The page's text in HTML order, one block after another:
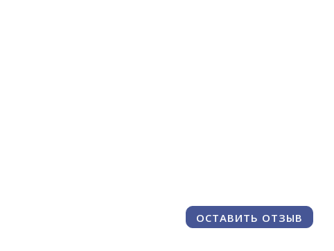
ОСТАВИТЬ ОТЗЫВ